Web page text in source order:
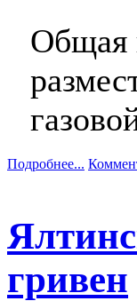
Общая
Подробнее...
гривен